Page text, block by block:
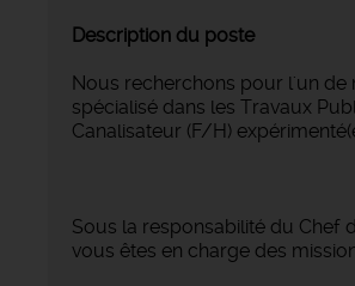
Description du poste
Nous recherchons pour l'un de
spécialisé dans les Travaux
Canalisateur (F/H)
Sous la responsabilité du Chef
vous êtes en charge des